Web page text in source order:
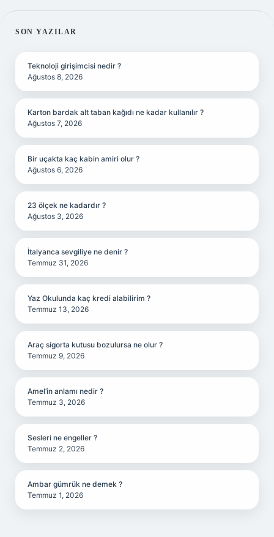
SIDEBAR
SON YAZILAR
Teknoloji girişimcisi nedir ?
Ağustos 8, 2026
Karton bardak alt taban kağıdı ne kadar kullanılır ?
Ağustos 7, 2026
Bir uçakta kaç kabin amiri olur ?
Ağustos 6, 2026
23 ölçek ne kadardır ?
Ağustos 3, 2026
İtalyanca sevgiliye ne denir ?
Temmuz 31, 2026
Yaz Okulunda kaç kredi alabilirim ?
Temmuz 13, 2026
Araç sigorta kutusu bozulursa ne olur ?
Temmuz 9, 2026
Amel’in anlamı nedir ?
Temmuz 3, 2026
Sesleri ne engeller ?
Temmuz 2, 2026
Ambar gümrük ne demek ?
Temmuz 1, 2026